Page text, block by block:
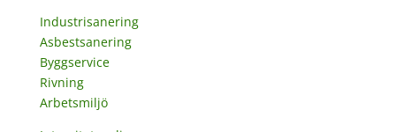
Industrisanering
Asbestsanering
Byggservice
Rivning
Arbetsmiljö